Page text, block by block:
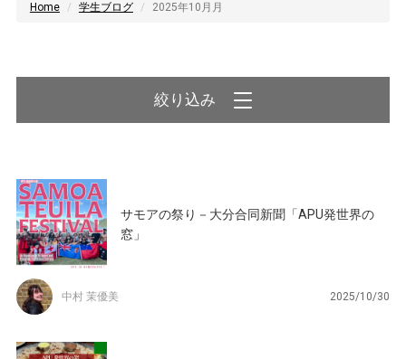
Home 学生ブログ 2025年10月月
絞り込み
サモアの祭り－大分合同新聞「APU発世界の
窓」
中村 茉優美 2025/10/30